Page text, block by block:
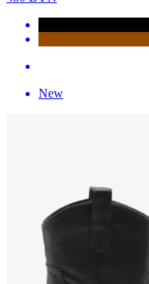
New